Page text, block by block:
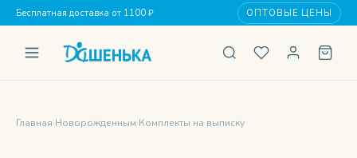
Бесплатная доставка от 1100 ₽ ОПТОВЫЕ ЦЕНЫ
Главная›Новорожденным›Комплекты на выписку